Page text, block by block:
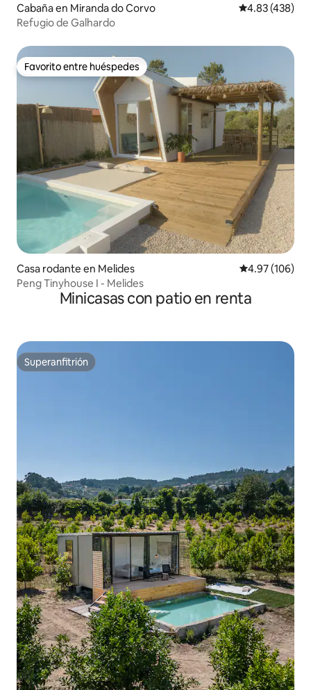
Cabaña en Miranda do Corvo Calificación
4.83 (438)
Refugio de Galhardo
Favorito entre huéspedes
Favorito entre huéspedes
Casa rodante en Melides Calificación
4.97 (106)
Peng Tinyhouse I - Melides
Minicasas con patio en renta
Superanfitrión
Superanfitrión